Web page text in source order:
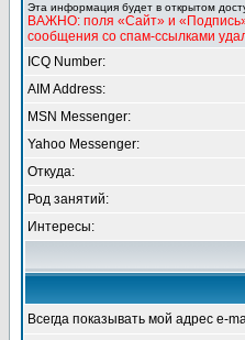
Эта информация будет в открытом
ВАЖНО: поля «Сайт» и
сообщения со спам-ссылками
ICQ Number:
AIM Address:
MSN Messenger:
Yahoo Messenger:
Откуда:
Род занятий:
Интересы:
Всегда показывать мой адрес e-